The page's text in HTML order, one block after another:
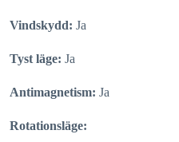
Vindskydd: Ja
Tyst läge: Ja
Antimagnetism: Ja
Rotationsläge: